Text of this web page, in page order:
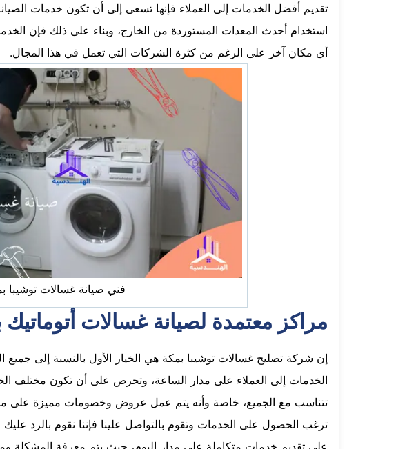
تقديم أفضل الخدمات إلى العملاء فإنها تسعى إلى أن تكون خدمات
استخدام أحدث المعدات المستوردة من الخارج، وبناء على ذلك فإن
أي مكان آخر على الرغم من كثرة الشركات التي تعمل في هذا المجال.
فني صيانة غسالات توشيبا
مراكز معتمدة لصيانة غسالات أتوماتيك
إن شركة تصليح غسالات توشيبا بمكة هي الخيار الأول بالنسبة إلى
الخدمات إلى العملاء على مدار الساعة، وتحرص على أن تكون مختلف
تتناسب مع الجميع، خاصة وأنه يتم عمل عروض وخصومات مميزة على
ترغب الحصول على الخدمات وتقوم بالتواصل علينا فإننا نقوم بالرد